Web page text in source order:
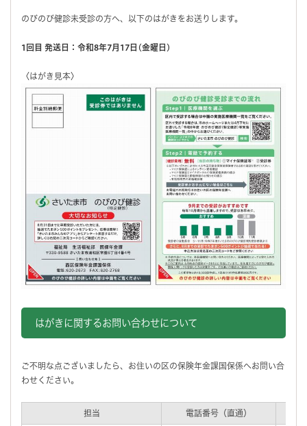
のびのび健診未受診の方へ、以下のはがきをお送りします。
1回目 発送日：令和8年7月17日(金曜日)
〈はがき見本〉
はがきに関するお問い合わせについて
ご不明な点ございましたら、お住いの区の保険年金課国保係へお問い合
わせください。
担当 電話番号（直通）